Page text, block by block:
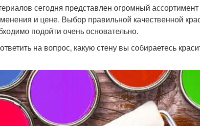
сегодня представлен огромный
и цене. Выбор правильной качественной
подойти очень основательно.
на вопрос, какую стену вы собираетесь